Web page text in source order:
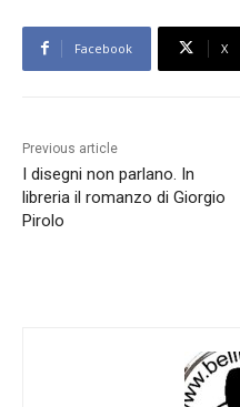
Facebook X
Previous article
I disegni non parlano. In
libreria il romanzo di Giorgio
Pirolo